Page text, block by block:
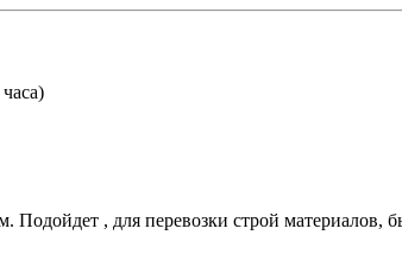
Подойдет , для перевозки строй